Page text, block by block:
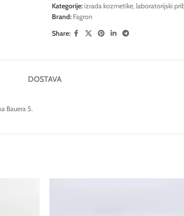
Kategorije: izrada kozmetike, laboratorijski
Brand: Fagron
Share:
DOSTAVA
Bauera 5.